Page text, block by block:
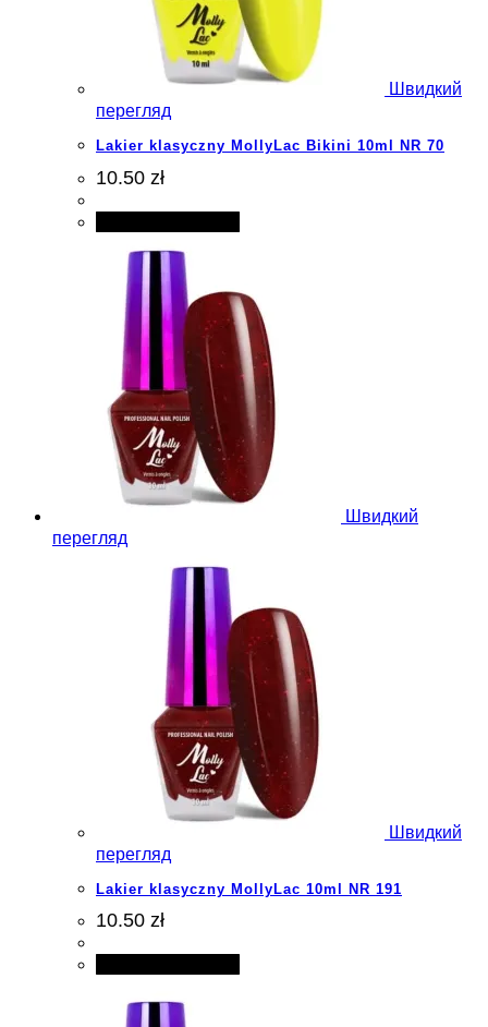
Швидкий
перегляд
Lakier klasyczny MollyLac Bikini 10ml NR 70
10.50 zł
Швидкий
перегляд
Швидкий
перегляд
Lakier klasyczny MollyLac 10ml NR 191
10.50 zł